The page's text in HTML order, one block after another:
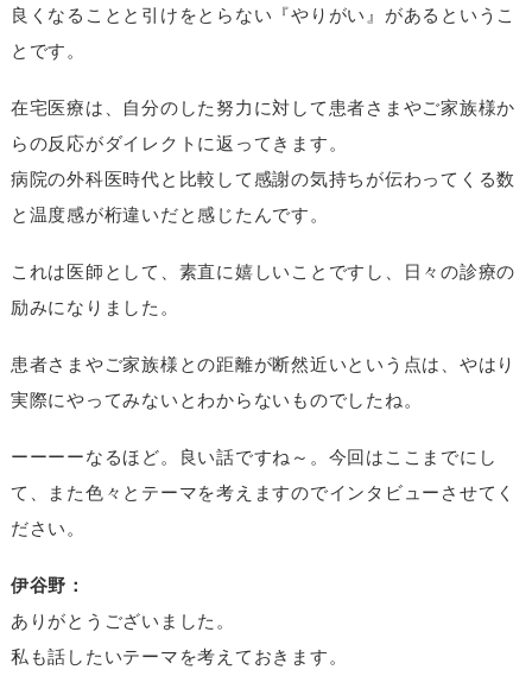
良くなることと引けをとらない『やりがい』があるというこ
とです。
在宅医療は、自分のした努力に対して患者さまやご家族様か
らの反応がダイレクトに返ってきます。
病院の外科医時代と比較して感謝の気持ちが伝わってくる数
と温度感が桁違いだと感じたんです。
これは医師として、素直に嬉しいことですし、日々の診療の
励みになりました。
患者さまやご家族様との距離が断然近いという点は、やはり
実際にやってみないとわからないものでしたね。
ーーーーなるほど。良い話ですね～。今回はここまでにし
て、また色々とテーマを考えますのでインタビューさせてく
ださい。
伊谷野：
ありがとうございました。
私も話したいテーマを考えておきます。